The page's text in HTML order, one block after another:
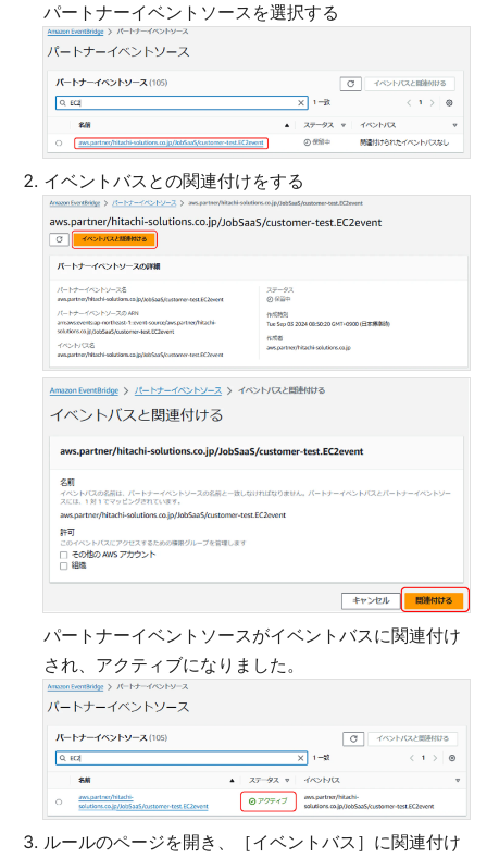
パートナーイベントソースを選択する
イベントバスとの関連付けをする
パートナーイベントソースがイベントバスに関連付け
され、アクティブになりました。
ルールのページを開き、［イベントバス］に関連付け